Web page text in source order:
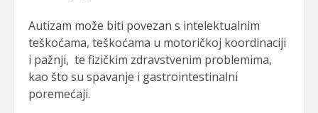
Autizam može biti povezan s intelektualnim
teškoćama, teškoćama u motoričkoj koordinaciji
i pažnji, te fizičkim zdravstvenim problemima,
kao što su spavanje i gastrointestinalni
poremećaji.